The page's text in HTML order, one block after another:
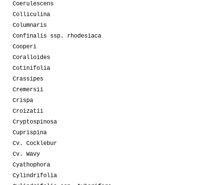
Coerulescens
Colliculina
Columnaris
Confinalis ssp. rhodesiaca
Cooperi
Coralloides
Cotinifolia
Crassipes
Cremersii
Crispa
Croizatii
Cryptospinosa
Cuprispina
Cv. Cocklebur
Cv. Wavy
Cyathophora
Cylindrifolia